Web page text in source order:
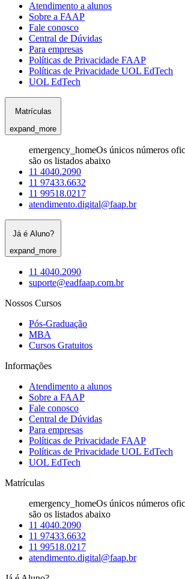
Atendimento a alunos
Sobre a FAAP
Fale conosco
Central de Dúvidas
Para empresas
Políticas de Privacidade FAAP
Políticas de Privacidade UOL EdTech
UOL EdTech
Matrículas
expand_more
emergency_homeOs únicos números
são os listados abaixo
11 4040.2090
11 97433.6632
11 99518.0217
atendimento.digital@faap.br
Já é Aluno?
expand_more
11 4040.2090
suporte@eadfaap.com.br
Nossos Cursos
Pós-Graduação
MBA
Cursos Gratuitos
Informações
Atendimento a alunos
Sobre a FAAP
Fale conosco
Central de Dúvidas
Para empresas
Políticas de Privacidade FAAP
Políticas de Privacidade UOL EdTech
UOL EdTech
Matrículas
emergency_homeOs únicos números
são os listados abaixo
11 4040.2090
11 97433.6632
11 99518.0217
atendimento.digital@faap.br